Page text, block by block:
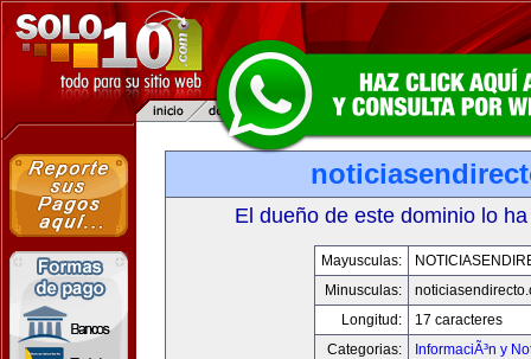
El dueño de este dominio lo
Mayusculas:
Minusculas:
Longitud:
17 caracteres
Categorias:
InformaciÃ³n y